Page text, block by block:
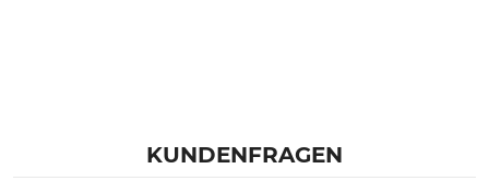
KUNDENFRAGEN